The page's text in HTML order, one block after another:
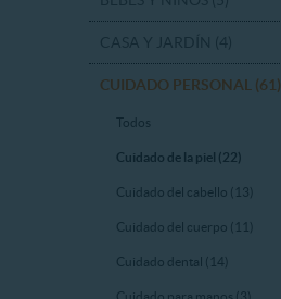
CUIDADO PERSONAL (61)
Todos
Cuidado de la piel (22)
Cuidado del cabello (13)
Cuidado del cuerpo (11)
Cuidado dental (14)